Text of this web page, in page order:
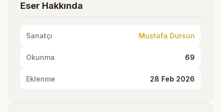
Eser Hakkında
Sanatçı Mustafa Dursun
Okunma 69
Eklenme 28 Feb 2026